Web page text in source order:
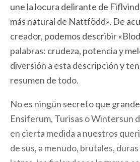
une la locura delirante de
más natural de Nattfödd». De
creador, podemos describir
palabras: crudeza, potencia y
diversión a esta descripción y
resumen de todo.
No es ningún secreto que
Ensiferum, Turisas o Wintersun
en cierta medida a nuestros
de sus, a menudo, brutales,